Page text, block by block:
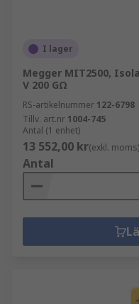
I lager
Megger MIT2500,
V 200 GΩ
RS-artikelnummer 122-6798
Tillv. art.nr 1004-745
Antal (1 enhet)
13 552,00 kr(exkl. moms)
Antal